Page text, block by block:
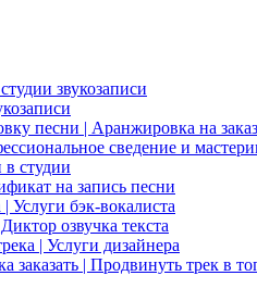
звукозаписи
песни | Аранжировка на заказ
сведение и
в студии
на запись песни
Услуги бэк-вокалиста
озвучка текста
| Услуги дизайнера
заказать | Продвинуть трек в